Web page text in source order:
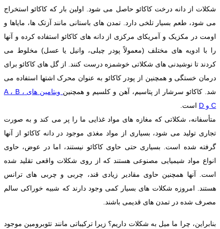
شکلات از دانه درخت کاکائو حاصل می شود. اولین بار که کاکائو استخراج
می شود، طعم بسیار تلخی دارد. تمدن های باستانی مانند آزتک ها، مایاها و
اومت در مکزیک و آمریکای مرکزی از دانه های کاکائو استفاده کرده و آنها
را با ادویه های مختلف (معمولاً پودر چیلی، وانیل یا عسل) مخلوط می
کردند تا نوشیدنی های شکلاتی خوشمزه درست کنند. از گل های کاکائو برای
درمان خستگی و همچنین از پودر کاکائو به عنوان محرک اشتها استفاده می
شد. کاکائو سرشار از پتاسیم، آهن و کلسیم و همچنین
ویتامین های A ، B ،
C و D
است.
متأسفانه، شکلاتی که مغازه های مواد غذایی ما را پر می کند و به صورت
تجاری تولید می شود، بسیاری از مواد مغذی موجود در دانه کاکائو از آنها
گرفته شده است. بسیاری حتی حاوی کاکائو نیستند، اما در عوض، حاوی
انواع مواد شیمیایی مصنوعی هستند که از روی شکلات واقعی تقلید شده
است. آنها همچنین حاوی مقادیر زیادی قند، چربی و چربی های ترانس
هستند. امروزه شکلات های بسیار کمی وجود دارند که شبیه خوراکی سالم
مصرف شده در تمدن های قدیمی باشند.
بنابراین، چرا ما میل به شکلات داریم؟ زیرا ترکیباتی مانند تئوبرومین موجود